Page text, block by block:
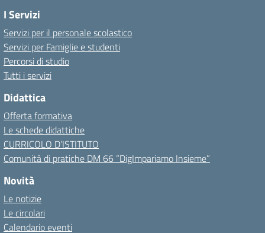
I Servizi
Servizi per il personale scolastico
Servizi per Famiglie e studenti
Percorsi di studio
Tutti i servizi
Didattica
Offerta formativa
Le schede didattiche
CURRICOLO D’ISTITUTO
Comunità di pratiche DM 66 “DigImpariamo Insieme”
Novità
Le notizie
Le circolari
Calendario eventi